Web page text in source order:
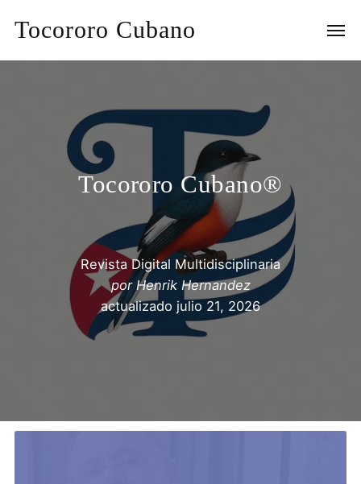
Tocororo Cubano
Tocororo Cubano®
Revista Digital Multidisciplinaria
porHenrik Hernandez
actualizado julio 21, 2026